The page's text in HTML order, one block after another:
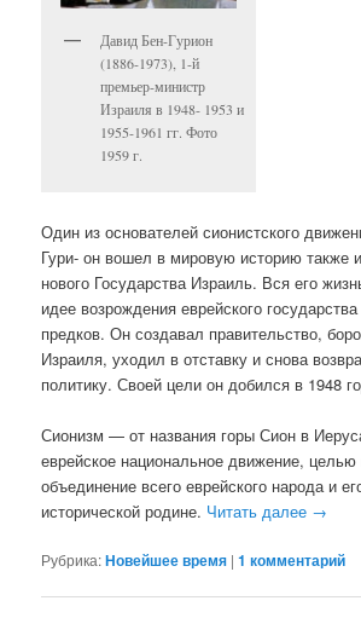
Давид Бен-Гурион
(1886-1973), 1-й
премьер-министр
Израиля в 1948- 1953 и
1955-1961 гг. Фото
1959 г.
Один из основателей сионистского
Гури- он вошел в мировую историю также
нового Государства Израиль. Вся его
идее возрождения еврейского
предков. Он создавал правительство,
Израиля, уходил в отставку и снова
политику. Своей цели он добился в 1948
Сионизм — от названия горы Сион в
еврейское национальное движение, целью
объединение всего еврейского народа и
исторической родине. Читать далее →
Рубрика:Новейшее время |1 комментарий